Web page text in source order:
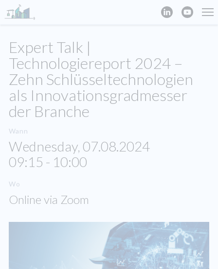
Expert Talk |
Technologiereport 2024 –
Zehn Schlüsseltechnologien
als Innovationsgradmesser
der Branche
Wann
Wednesday, 07.08.2024
09:15 - 10:00
Wo
Online via Zoom